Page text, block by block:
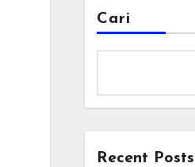
Cari
Recent Posts